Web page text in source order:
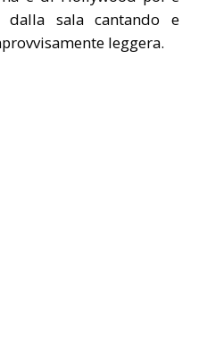
sala cantando e
leggera.